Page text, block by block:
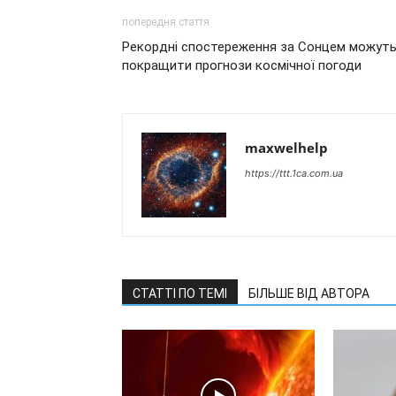
попередня стаття
Рекордні спостереження за Сонцем можуть
покращити прогнози космічної погоди
maxwelhelp
https://ttt.1ca.com.ua
СТАТТІ ПО ТЕМІ БІЛЬШЕ ВІД АВТОРА